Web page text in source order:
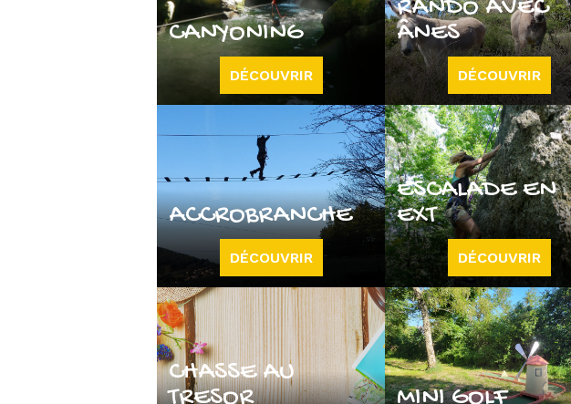
CANYONING
DÉCOUVRIR
RANDO AVEC
ÂNES
DÉCOUVRIR
ACCROBRANCHE
DÉCOUVRIR
ESCALADE EN
EXT
DÉCOUVRIR
CHASSE AU